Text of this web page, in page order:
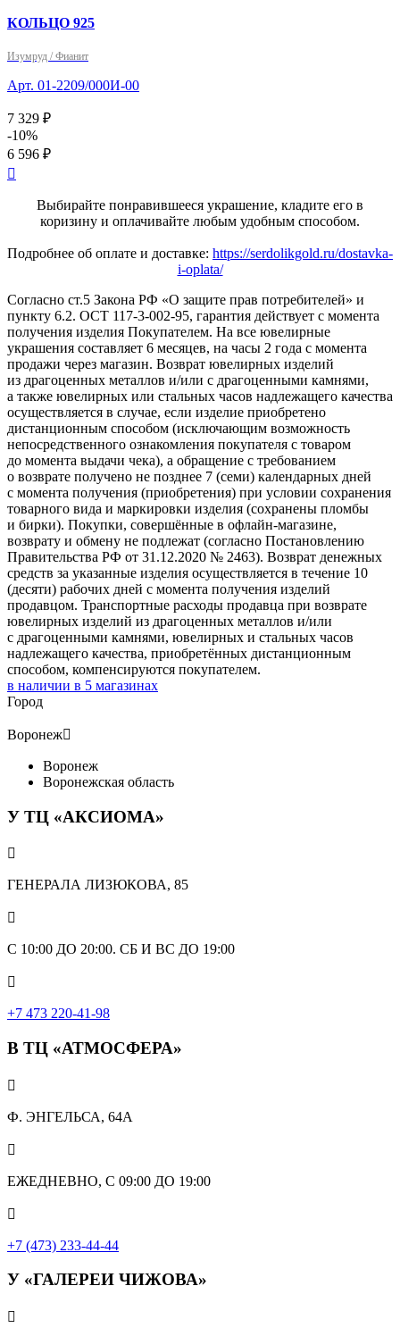
КОЛЬЦО 925
Изумруд / Фианит
Арт. 01-2209/000И-00
7 329 ₽
-10%
6 596 ₽

Выбирайте понравившееся украшение, кладите его в
коризину и оплачивайте любым удобным способом.
Подробнее об оплате и доставке: https://serdolikgold.ru/dostavka-
i-oplata/
Согласно ст.5 Закона РФ «О защите прав потребителей» и
пункту 6.2. ОСТ 117-3-002-95, гарантия действует с момента
получения изделия Покупателем. На все ювелирные
украшения составляет 6 месяцев, на часы 2 года с момента
продажи через магазин. Возврат ювелирных изделий
из драгоценных металлов и/или с драгоценными камнями,
а также ювелирных или стальных часов надлежащего качества
осуществляется в случае, если изделие приобретено
дистанционным способом (исключающим возможность
непосредственного ознакомления покупателя с товаром
до момента выдачи чека), а обращение с требованием
о возврате получено не позднее 7 (семи) календарных дней
с момента получения (приобретения) при условии сохранения
товарного вида и маркировки изделия (сохранены пломбы
и бирки). Покупки, совершённые в офлайн-магазине,
возврату и обмену не подлежат (согласно Постановлению
Правительства РФ от 31.12.2020 № 2463). Возврат денежных
средств за указанные изделия осуществляется в течение 10
(десяти) рабочих дней с момента получения изделий
продавцом. Транспортные расходы продавца при возврате
ювелирных изделий из драгоценных металлов и/или
с драгоценными камнями, ювелирных и стальных часов
надлежащего качества, приобретённых дистанционным
способом, компенсируются покупателем.
в наличии в 5 магазинах
Город
Воронеж
Воронеж
Воронежская область
У ТЦ «АКСИОМА»

ГЕНЕРАЛА ЛИЗЮКОВА, 85

С 10:00 ДО 20:00. СБ И ВС ДО 19:00

+7 473 220-41-98
В ТЦ «АТМОСФЕРА»

Ф. ЭНГЕЛЬСА, 64А

ЕЖЕДНЕВНО, С 09:00 ДО 19:00

+7 (473) 233-44-44
У «ГАЛЕРЕИ ЧИЖОВА»
